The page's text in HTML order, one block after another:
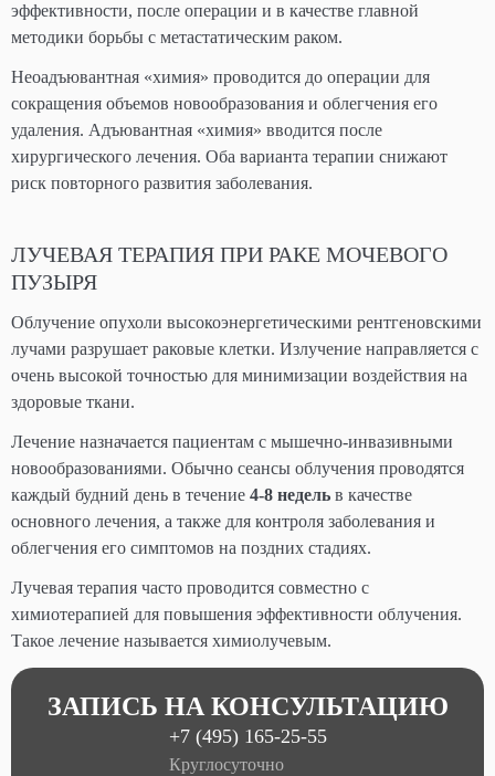
эффективности, после операции и в качестве главной
методики борьбы с метастатическим раком.
Неоадъювантная «химия» проводится до операции для
сокращения объемов новообразования и облегчения его
удаления. Адъювантная «химия» вводится после
хирургического лечения. Оба варианта терапии снижают
риск повторного развития заболевания.
ЛУЧЕВАЯ ТЕРАПИЯ ПРИ РАКЕ МОЧЕВОГО
ПУЗЫРЯ
Облучение опухоли высокоэнергетическими рентгеновскими
лучами разрушает раковые клетки. Излучение направляется с
очень высокой точностью для минимизации воздействия на
здоровые ткани.
Лечение назначается пациентам с мышечно-инвазивными
новообразованиями. Обычно сеансы облучения проводятся
каждый будний день в течение 4-8 недель в качестве
основного лечения, а также для контроля заболевания и
облегчения его симптомов на поздних стадиях.
Лучевая терапия часто проводится совместно с
химиотерапией для повышения эффективности облучения.
Такое лечение называется химиолучевым.
ЗАПИСЬ НА КОНСУЛЬТАЦИЮ
Круглосуточно
+7 (495) 165-25-55